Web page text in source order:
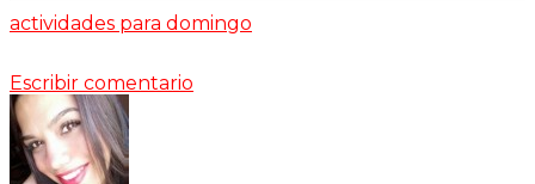
actividades para domingo
Escribir comentario